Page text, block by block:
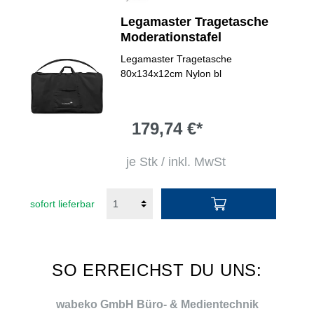
Legamaster Tragetasche
Moderationstafel
Legamaster Tragetasche
80x134x12cm Nylon bl
179,74 €*
je Stk / inkl. MwSt
sofort lieferbar
SO ERREICHST DU UNS:
wabeko GmbH Büro- & Medientechnik